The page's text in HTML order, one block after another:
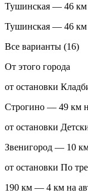
Тушинская — 46 км
Тушинская — 46 км
Все варианты (16)
От этого города
от остановки
Строгино — 49 км
от остановки
Звенигород — 10
от остановки По
190 км — 4 км на